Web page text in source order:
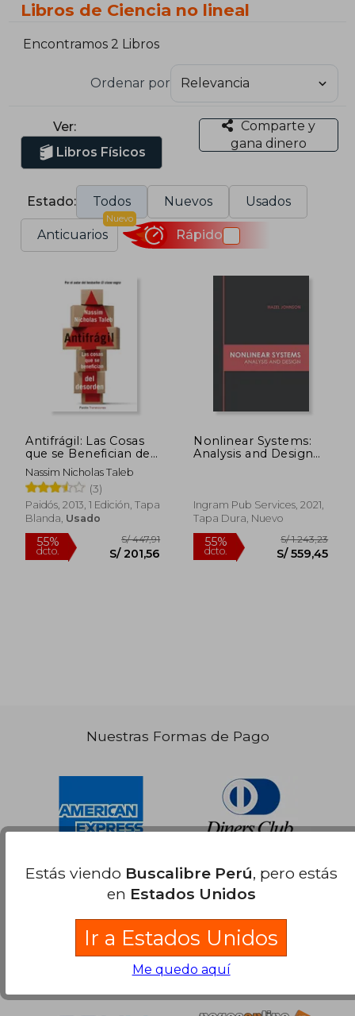
Libros de Ciencia no lineal
Encontramos 2 Libros
Ordenar por
Ver:
Libros Físicos
Comparte y
gana dinero
Estado: Todos Nuevos Usados
Anticuarios
Nuevo
Rápido
Antifrágil: Las Cosas
que se Benefician del
Desorden
Nassim Nicholas Taleb
(3)
Paidós, 2013, 1 Edición, Tapa
Blanda, Usado
Nonlinear Systems:
Analysis and Design
Ingram Pub Services, 2021,
Tapa Dura, Nuevo
Nuestras Formas de Pago
Estás viendo Buscalibre Perú, pero estás
en Estados Unidos
Ir a Estados Unidos
Me quedo aquí